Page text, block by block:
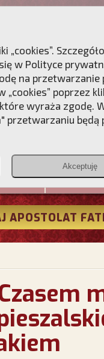
APOSTOLAT
w Polityce
na przetwarzanie
„cookies” poprzez
wyraża zgodę.
przetwarzaniu będą
Akceptuję